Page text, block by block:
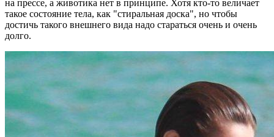
на прессе, а животика нет в принципе. Хотя кто-то величает
такое состояние тела, как "стиральная доска", но чтобы
достичь такого внешнего вида надо стараться очень и очень
долго.